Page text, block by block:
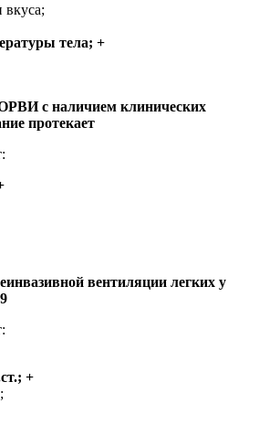
вкуса;
тела; +
с наличием клинических
протекает
вентиляции легких у
+